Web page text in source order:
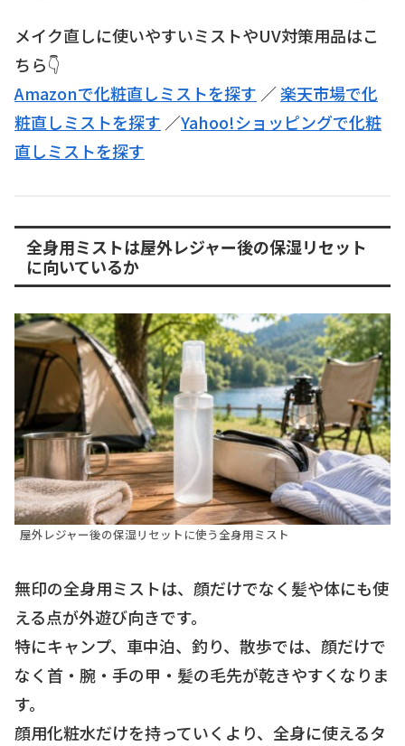
メイク直しに使いやすいミストやUV対策用品はこ
ちら👇
Amazonで化粧直しミストを探す ／楽天市場で化
粧直しミストを探す ／Yahoo!ショッピングで化粧
直しミストを探す
全身用ミストは屋外レジャー後の保湿リセット
に向いているか
屋外レジャー後の保湿リセットに使う全身用ミスト
無印の全身用ミストは、顔だけでなく髪や体にも使
える点が外遊び向きです。
特にキャンプ、車中泊、釣り、散歩では、顔だけで
なく首・腕・手の甲・髪の毛先が乾きやすくなりま
す。
顔用化粧水だけを持っていくより、全身に使えるタ